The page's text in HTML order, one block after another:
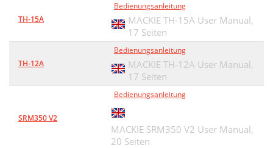
TH-15A
Bedienungsanleitung
MACKIE TH-15A User Manual,
17 Seiten
TH-12A
Bedienungsanleitung
MACKIE TH-12A User Manual,
17 Seiten
SRM350 V2
Bedienungsanleitung
MACKIE SRM350 V2 User Manual,
20 Seiten